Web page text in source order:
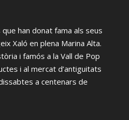
han donat fama als seus
Xaló en plena Marina Alta.
i famós a la Vall de Pop
i al mercat d’antiguitats
a centenars de